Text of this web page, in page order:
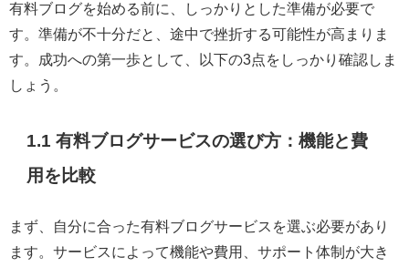
有料ブログを始める前に、しっかりとした準備が必要で
す。準備が不十分だと、途中で挫折する可能性が高まりま
す。成功への第一歩として、以下の3点をしっかり確認しま
しょう。
1.1 有料ブログサービスの選び方：機能と費
用を比較
まず、自分に合った有料ブログサービスを選ぶ必要があり
ます。サービスによって機能や費用、サポート体制が大き